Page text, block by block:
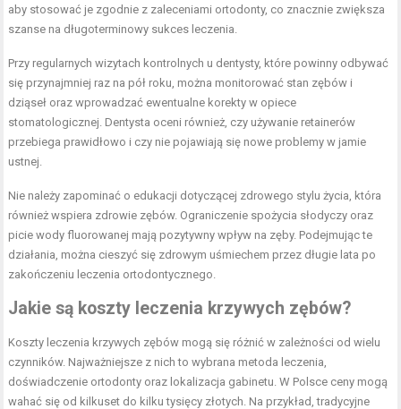
aby stosować je zgodnie z zaleceniami ortodonty, co znacznie zwiększa
szanse na długoterminowy sukces leczenia.
Przy regularnych wizytach kontrolnych u dentysty, które powinny odbywać
się przynajmniej raz na pół roku, można monitorować stan zębów i
dziąseł oraz wprowadzać ewentualne korekty w opiece
stomatologicznej. Dentysta oceni również, czy używanie retainerów
przebiega prawidłowo i czy nie pojawiają się nowe problemy w jamie
ustnej.
Nie należy zapominać o edukacji dotyczącej zdrowego stylu życia, która
również wspiera zdrowie zębów. Ograniczenie spożycia słodyczy oraz
picie wody fluorowanej mają pozytywny wpływ na zęby. Podejmując te
działania, można cieszyć się zdrowym uśmiechem przez długie lata po
zakończeniu leczenia ortodontycznego.
Jakie są koszty leczenia krzywych zębów?
Koszty leczenia krzywych zębów mogą się różnić w zależności od wielu
czynników. Najważniejsze z nich to wybrana metoda leczenia,
doświadczenie ortodonty oraz lokalizacja gabinetu. W Polsce ceny mogą
wahać się od kilkuset do kilku tysięcy złotych. Na przykład, tradycyjne